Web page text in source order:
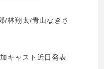
/林翔太/青山なぎさ
キャスト近日発表